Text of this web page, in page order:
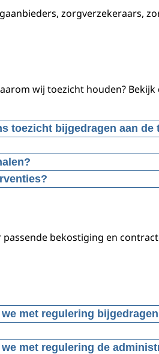
zorgverzekeraars,
wij toezicht houden?
toezicht bijgedragen aan
en betere samenwerking
urgentie van ons werk
allerlei vragen, meldingen en
passende bekostiging en
we met regulering
en regionale
de bekostiging van mentale
niet altijd de oplossing
we met regulering de